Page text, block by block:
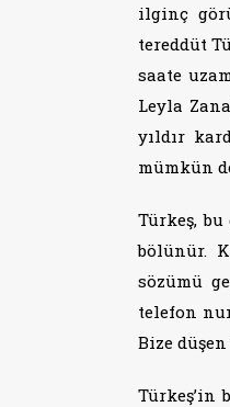
ilginç
tereddüt
saate
Leyla
yıldır
mümkün
Türkeş,
bölünür.
sözümü
telefon
Bize
Türkeş’in